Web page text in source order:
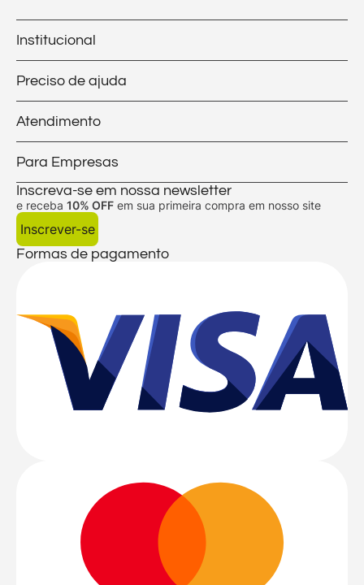
Institucional
Preciso de ajuda
Atendimento
Para Empresas
Inscreva-se em nossa newsletter
e receba 10% OFF em sua primeira compra em nosso site
Inscrever-se
Formas de pagamento